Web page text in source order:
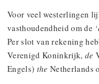
Voor veel westerlingen
vasthoudendheid om de
Per slot van rekening
Verenigd Koninkrijk,de
Engels) theNetherlands